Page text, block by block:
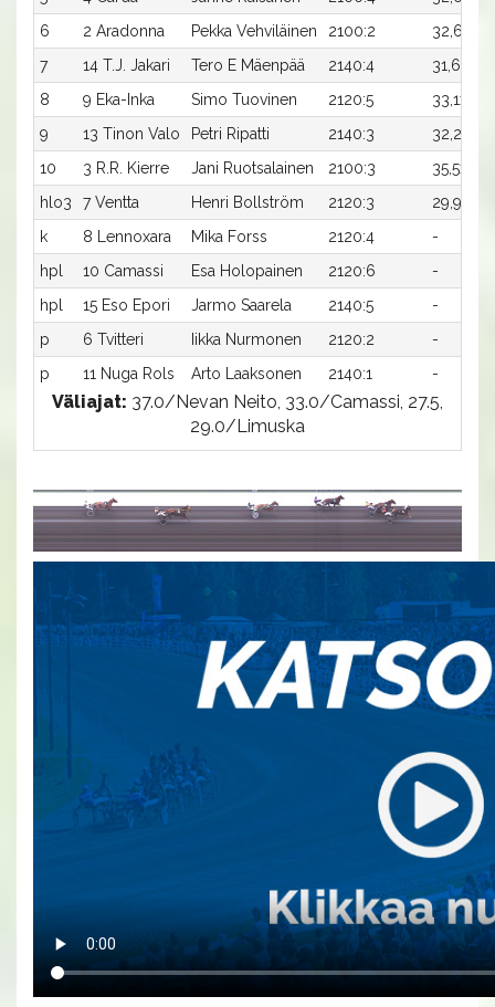
6
2 Aradonna Pekka Vehviläinen 2100:2 32,6
7
14 T.J. Jakari Tero E Mäenpää 2140:4 31,6
8
9 Eka-Inka Simo Tuovinen 2120:5 33,1x
9
13 Tinon Valo Petri Ripatti 2140:3 32,2x
10
3 R.R. Kierre Jani Ruotsalainen 2100:3 35,5x
hlo3
7 Ventta Henri Bollström 2120:3 29,9
k
8 Lennoxara Mika Forss 2120:4 -
hpl
10 Camassi Esa Holopainen 2120:6 -
hpl
15 Eso Epori Jarmo Saarela 2140:5 -
p
6 Tvitteri Iikka Nurmonen 2120:2 -
p
11 Nuga Rols Arto Laaksonen 2140:1 -
Väliajat: 37.0/Nevan Neito, 33.0/Camassi, 27.5,
29.0/Limuska